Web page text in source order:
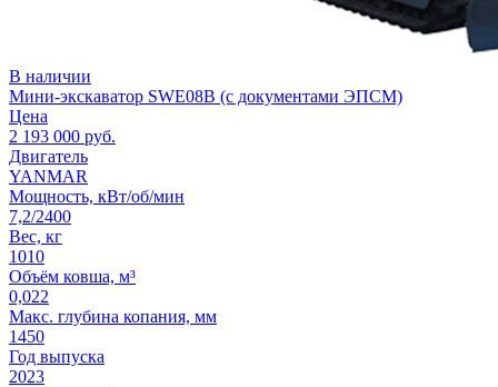
В наличии
Мини-экскаватор SWE08B (с документами ЭПСМ)
Цена
2 193 000 руб.
Двигатель
YANMAR
Мощность, кВт/об/мин
7,2/2400
Вес, кг
1010
Объём ковша, м³
0,022
Макс. глубина копания, мм
1450
Год выпуска
2023